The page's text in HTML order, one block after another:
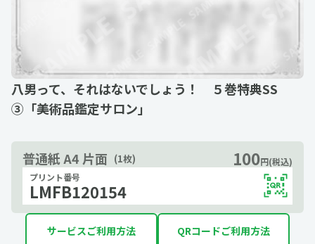
八男って、それはないでしょう！ ５巻特典SS
③「美術品鑑定サロン」
普通紙 A4 片面 (1枚) 100円(税込)
プリント番号
LMFB120154
サービスご利用方法 QRコードご利用方法